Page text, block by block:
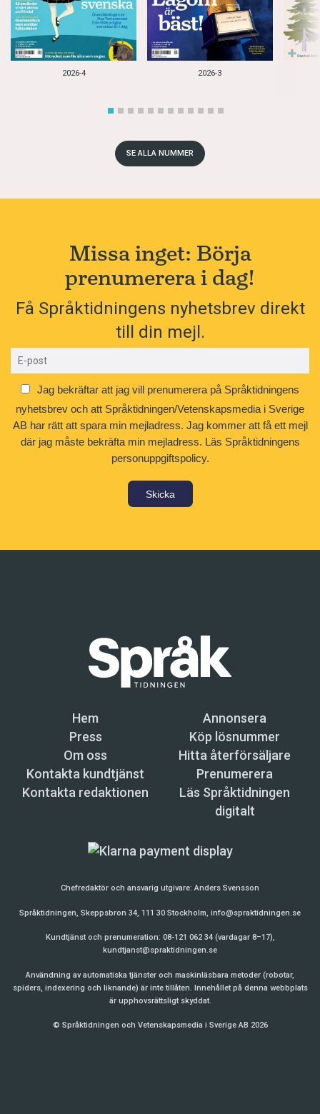
2026-4 2026-3
SE ALLA NUMMER
Missa inget: Börja
prenumerera i dag!
Få Språktidningens nyhetsbrev direkt
till din mejl.
Jag bekräftar att jag vill prenumerera på Språktidningens
nyhetsbrev och att Språktidningen/Vetenskapsmedia i Sverige
AB har rätt att spara min mejladress. Jag kommer att få ett mejl
där jag måste bekräfta min mejladress. Läs Språktidningens
personuppgiftspolicy.
Skicka
Hem
Annonsera
Press
Köp lösnummer
Om oss
Hitta återförsäljare
Kontakta kundtjänst
Prenumerera
Kontakta redaktionen
Läs Språktidningen
digitalt
Chefredaktör och ansvarig utgivare:Anders Svensson
Språktidningen, Skeppsbron 34, 111 30 Stockholm, info@spraktidningen.se
Kundtjänst och prenumeration: 08-121 062 34 (vardagar 8–17),
kundtjanst@spraktidningen.se
Användning av automatiska tjänster och maskinläsbara metoder (robotar,
spiders, indexering och liknande) är inte tillåten. Innehållet på denna webbplats
är upphovsrättsligt skyddat.
© Språktidningen och Vetenskapsmedia i Sverige AB 2026